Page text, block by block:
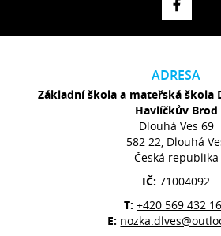
ADRESA
Základní škola a mateřská škola
Havlíčkův Brod
Dlouhá Ves 69
582 22, Dlouhá
Česká republika
IČ:71004092
T:+420 569 432
E: